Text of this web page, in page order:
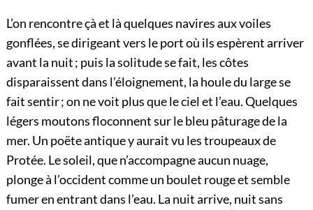
L’on rencontre çà et là quelques navires aux voiles
gonflées, se dirigeant vers le port où ils espèrent arriver
avant la nuit ; puis la solitude se fait, les côtes
disparaissent dans l’éloignement, la houle du large se
fait sentir ; on ne voit plus que le ciel et l’eau. Quelques
légers moutons floconnent sur le bleu pâturage de la
mer. Un poëte antique y aurait vu les troupeaux de
Protée. Le soleil, que n’accompagne aucun nuage,
plonge à l’occident comme un boulet rouge et semble
fumer en entrant dans l’eau. La nuit arrive, nuit sans